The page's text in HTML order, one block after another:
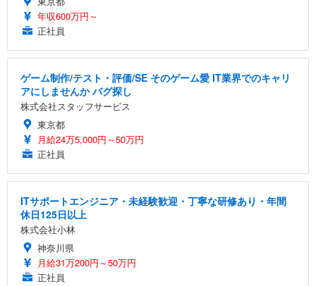
年収600万円～
正社員
ゲーム制作/テスト・評価/SE そのゲーム愛 IT業界でのキャリ
アにしませんか バグ探し
株式会社スタッフサービス
東京都
月給24万5,000円～50万円
正社員
ITサポートエンジニア・未経験歓迎・丁寧な研修あり・年間
休日125日以上
株式会社小林
神奈川県
月給31万200円～50万円
正社員